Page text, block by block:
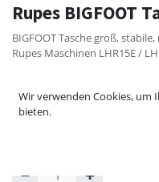
Rupes BIGFOOT
BIGFOOT Tasche groß,
Rupes Maschinen LHR15E /
110,16
Wir verwenden Cookies, um
bieten.